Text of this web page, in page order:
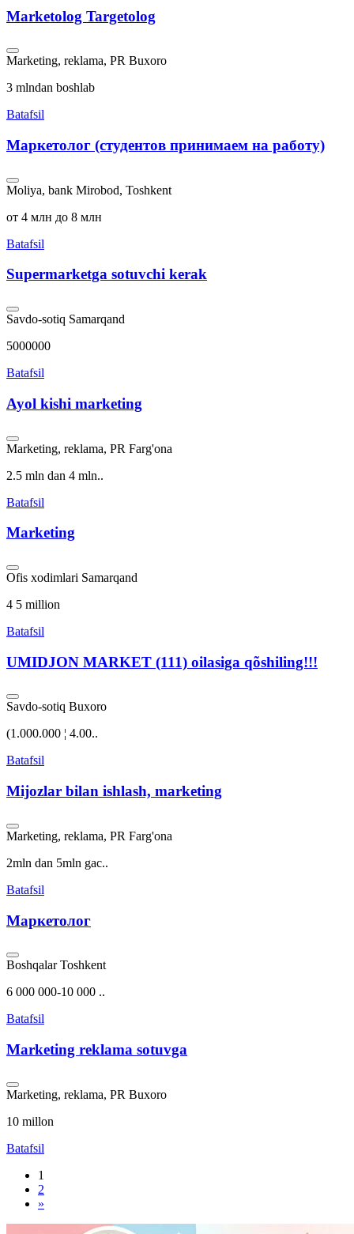
Marketolog Targetolog
Marketing, reklama, PR Buxoro
3 mlndan boshlab
Batafsil
Маркетолог (студентов принимаем на работу)
Moliya, bank Mirobod, Toshkent
от 4 млн до 8 млн
Batafsil
Supermarketga sotuvchi kerak
Savdo-sotiq Samarqand
5000000
Batafsil
Ayol kishi marketing
Marketing, reklama, PR Farg'ona
2.5 mln dan 4 mln..
Batafsil
Marketing
Ofis xodimlari Samarqand
4 5 million
Batafsil
UMIDJON MARKET (111) oilasiga qõshiling!!!
Savdo-sotiq Buxoro
(1.000.000 ¦ 4.00..
Batafsil
Mijozlar bilan ishlash, marketing
Marketing, reklama, PR Farg'ona
2mln dan 5mln gac..
Batafsil
Маркетолог
Boshqalar Toshkent
6 000 000-10 000 ..
Batafsil
Marketing reklama sotuvga
Marketing, reklama, PR Buxoro
10 millon
Batafsil
1
2
»